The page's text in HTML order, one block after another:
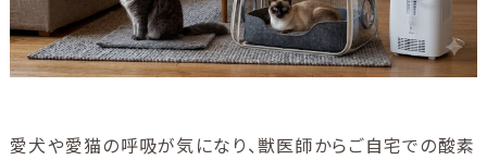
ブログ
酸素について
愛犬や愛猫の呼吸が気になり、獣医師からご自宅での酸素